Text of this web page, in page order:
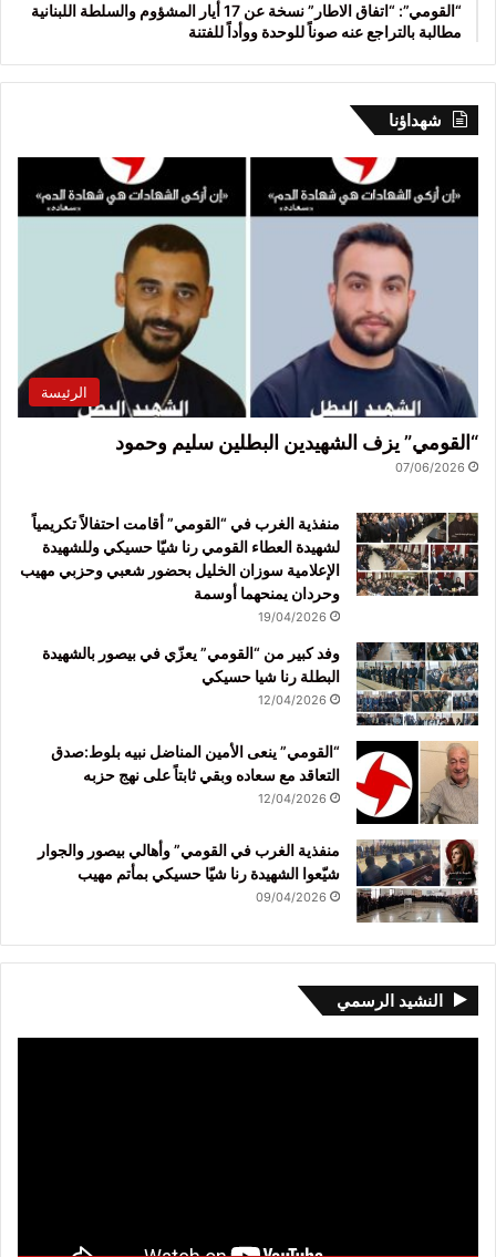
“القومي”: “اتفاق الاطار” نسخة عن 17 أيار المشؤوم والسلطة اللبنانية
مطالبة بالتراجع عنه صوناً للوحدة ووأداً للفتنة
شهداؤنا
الرئيسة
“القومي” يزف الشهيدين البطلين سليم وحمود
07/06/2026
منفذية الغرب في “القومي” أقامت احتفالاً تكريمياً
لشهيدة العطاء القومي رنا شيّا حسيكي وللشهيدة
الإعلامية سوزان الخليل بحضور شعبي وحزبي مهيب
وحردان يمنحهما أوسمة
19/04/2026
وفد كبير من “القومي” يعزّي في بيصور بالشهيدة
البطلة رنا شيا حسيكي
12/04/2026
“القومي” ينعى الأمين المناضل نبيه بلوط:صدق
التعاقد مع سعاده وبقي ثابتاً على نهج حزبه
12/04/2026
منفذية الغرب في القومي” وأهالي بيصور والجوار
شيّعوا الشهيدة رنا شيّا حسيكي بمأتم مهيب
09/04/2026
النشيد الرسمي